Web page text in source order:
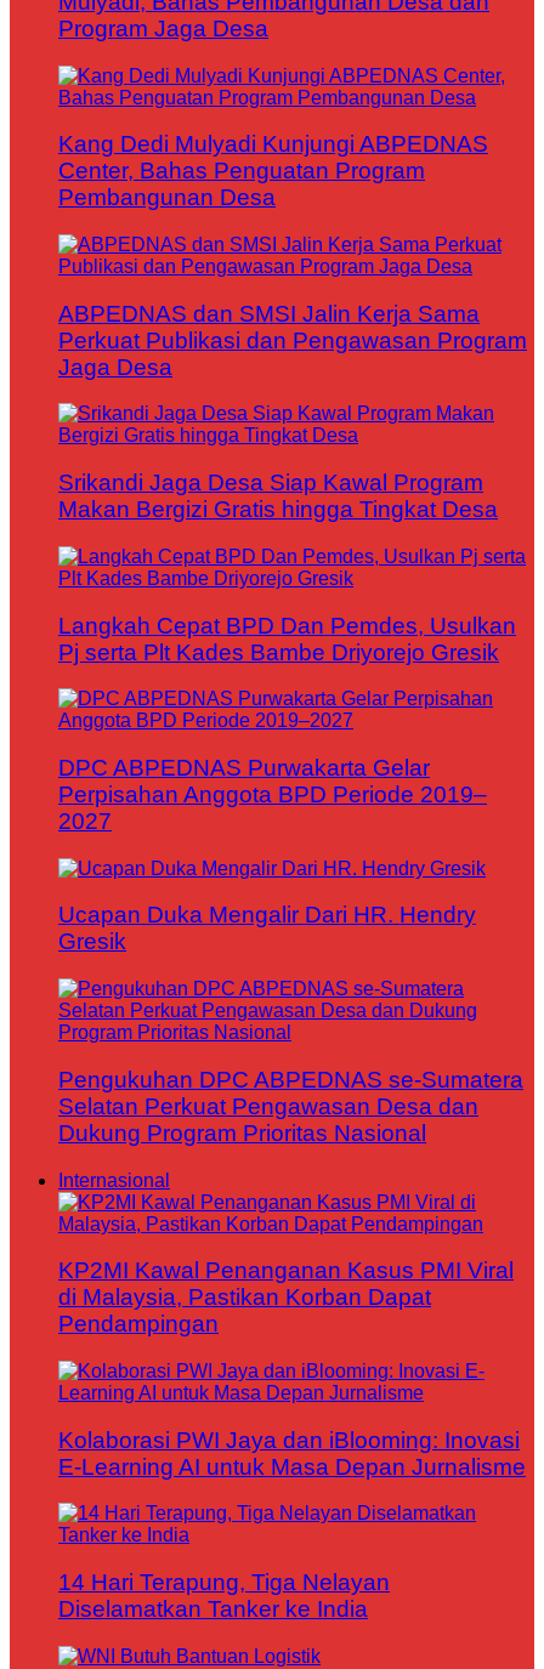
Program Jaga Desa
Kang Dedi Mulyadi Kunjungi ABPEDNAS
Center, Bahas Penguatan Program
Pembangunan Desa
ABPEDNAS dan SMSI Jalin Kerja Sama
Perkuat Publikasi dan Pengawasan Program
Jaga Desa
Srikandi Jaga Desa Siap Kawal Program
Makan Bergizi Gratis hingga Tingkat Desa
Langkah Cepat BPD Dan Pemdes, Usulkan
Pj serta Plt Kades Bambe Driyorejo Gresik
DPC ABPEDNAS Purwakarta Gelar
Perpisahan Anggota BPD Periode 2019–
2027
Ucapan Duka Mengalir Dari HR. Hendry
Gresik
Pengukuhan DPC ABPEDNAS se-Sumatera
Selatan Perkuat Pengawasan Desa dan
Dukung Program Prioritas Nasional
Internasional
KP2MI Kawal Penanganan Kasus PMI Viral
di Malaysia, Pastikan Korban Dapat
Pendampingan
Kolaborasi PWI Jaya dan iBlooming: Inovasi
E-Learning AI untuk Masa Depan Jurnalisme
14 Hari Terapung, Tiga Nelayan
Diselamatkan Tanker ke India